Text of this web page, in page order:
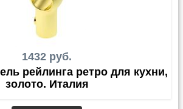
1432 руб.
рейлинга ретро для кухни,
золото. Италия